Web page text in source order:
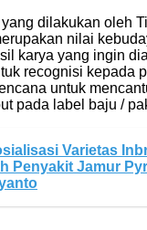
dilakukan oleh
nilai
karya yang ingin
recognisi kepada
untuk
pada label baju /
Varietas
Penyakit Jamur